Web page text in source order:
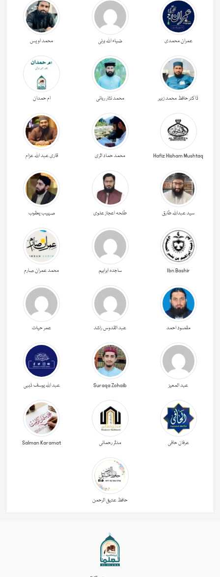
عمران محمدی ضیاء اللہ برنی محمد اویس
ڈاکٹر حافظ محمد زبیر محمد نثار ربانی ام حمدان
Hafiz Hisham Mushtaq محمد حماد اثری قاری عبد اللہ عزام
سید عبداللہ طارق طلحہ اعجاز علوی صہیب یعقوب
Ibn Bashir ساجدہ ابراہیم محمد عمران صارم
مقصود احمد عبد القدوس راشد عمر حیات
عبد المعیز Suraqa Zohaib عبد اللہ یوسف ذہبی
عرفان حافی مدثر رحمانی Salman Karamat
حافظ عتیق الرحمن